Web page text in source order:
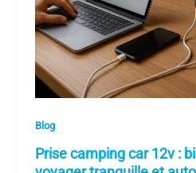
Blog
Prise camping car 12v :